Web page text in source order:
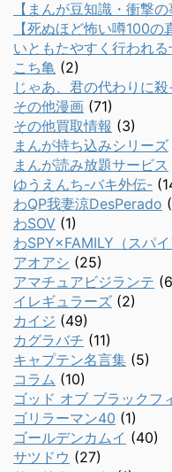
【まんが豆知識・衝撃の
【死ぬほど怖い噂100の
いともたやすく行われ
こち亀 (2)
じゃあ、君の代わりに
その他漫画 (71)
その他買取情報 (3)
まんが持ち込みシリーズ
まんが読み放題サービス
ゆうえんち-バキ外伝-
わQP我妻涼DesPerado
わSOV (1)
わSPY×FAMILY（スパイ
アオアシ (25)
アマチュアビジランテ
イレギュラーズ (2)
カイジ (49)
カグラバチ (11)
キャプテン名言集 (5)
コラム (10)
ゴッド オブ ブラックフ
ゴリラーマン40 (1)
ゴールデンカムイ (40)
サツドウ (27)